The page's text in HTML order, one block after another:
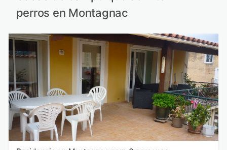
perros en Montagnac